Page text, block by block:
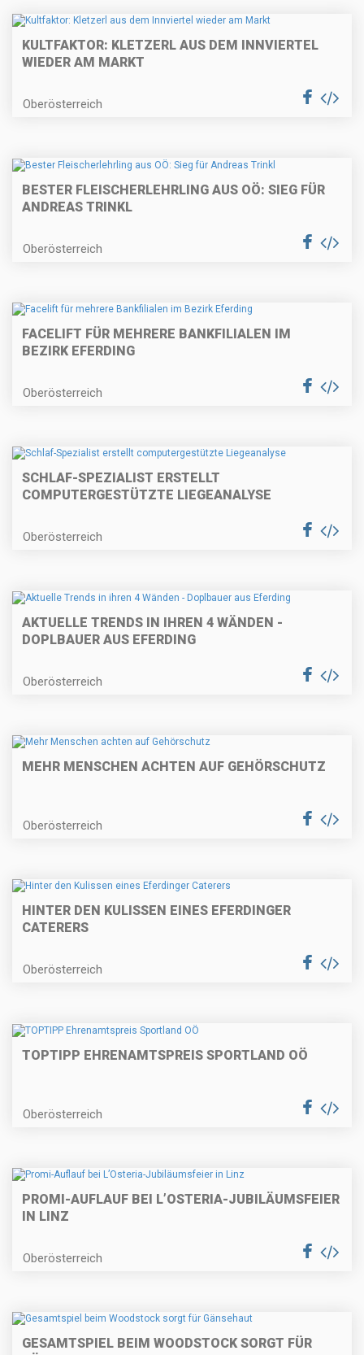
KULTFAKTOR: KLETZERL AUS DEM INNVIERTEL
WIEDER AM MARKT
Oberösterreich
BESTER FLEISCHERLEHRLING AUS OÖ: SIEG FÜR
ANDREAS TRINKL
Oberösterreich
FACELIFT FÜR MEHRERE BANKFILIALEN IM
BEZIRK EFERDING
Oberösterreich
SCHLAF-SPEZIALIST ERSTELLT
COMPUTERGESTÜTZTE LIEGEANALYSE
Oberösterreich
AKTUELLE TRENDS IN IHREN 4 WÄNDEN -
DOPLBAUER AUS EFERDING
Oberösterreich
MEHR MENSCHEN ACHTEN AUF GEHÖRSCHUTZ
Oberösterreich
HINTER DEN KULISSEN EINES EFERDINGER
CATERERS
Oberösterreich
TOPTIPP EHRENAMTSPREIS SPORTLAND OÖ
Oberösterreich
PROMI-AUFLAUF BEI L’OSTERIA-JUBILÄUMSFEIER
IN LINZ
Oberösterreich
GESAMTSPIEL BEIM WOODSTOCK SORGT FÜR